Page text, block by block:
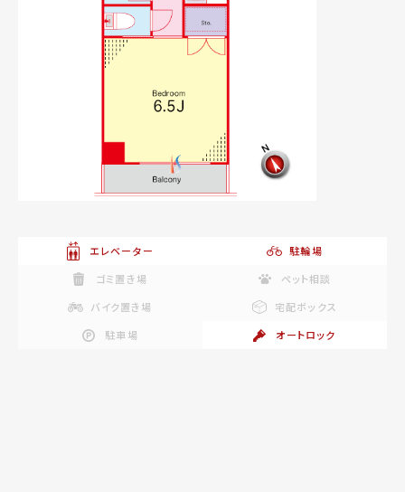
エレベーター
駐輪場
ゴミ置き場
ペット相談
バイク置き場
宅配ボックス
駐車場
オートロック